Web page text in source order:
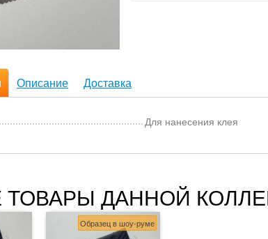
Описание Доставка
Для нанесения клея
ТОВАРЫ ДАННОЙ
Образец в шоу-руме